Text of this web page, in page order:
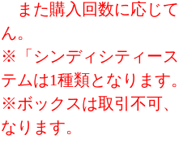
また購入回数に応じ
ん。
※「シンディシティー
テムは1種類となります
※ボックスは取引不可
なります。